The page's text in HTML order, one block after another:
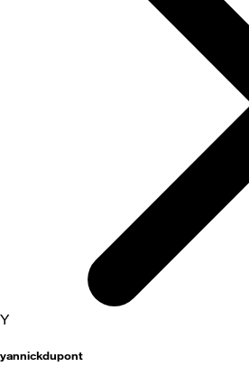
Y
yannickdupont